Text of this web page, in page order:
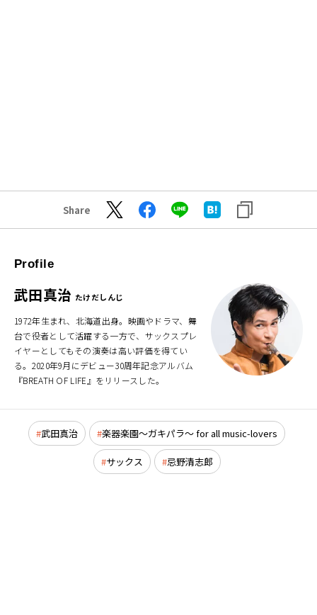
Share
Profile
武田真治 たけだしんじ
1972年生まれ、北海道出身。映画やドラマ、舞
台で役者として活躍する一方で、サックスプレ
イヤーとしてもその演奏は高い評価を得てい
る。2020年9月にデビュー30周年記念アルバム
『BREATH OF LIFE』をリリースした。
武田真治 楽器楽園～ガキパラ～ for all music-lovers
サックス 忌野清志郎